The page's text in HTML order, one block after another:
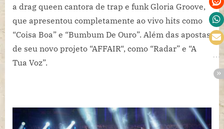
a drag queen cantora de trap e funk Gloria Groove,
que apresentou completamente ao vivo hits como
“Coisa Boa” e “Bumbum De Ouro”. Além das apostas
de seu novo projeto “AFFAIR“, como “Radar” e “A
Tua Voz”.